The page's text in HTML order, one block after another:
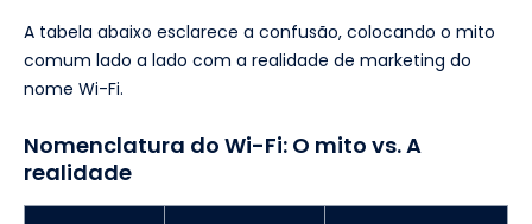
A tabela abaixo esclarece a confusão, colocando o mito
comum lado a lado com a realidade de marketing do
nome Wi-Fi.
Nomenclatura do Wi-Fi: O mito vs. A
realidade